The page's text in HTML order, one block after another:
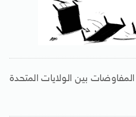
بين الولايات المتحدة